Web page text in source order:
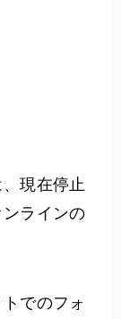
現在停止
ラインの
でのフォ